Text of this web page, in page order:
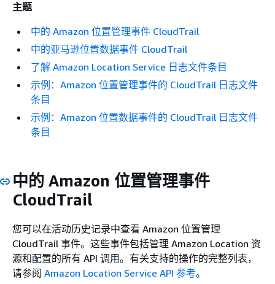
主题
中的 Amazon 位置管理事件 CloudTrail
中的亚马逊位置数据事件 CloudTrail
了解 Amazon Location Service 日志文件条目
示例：Amazon 位置管理事件的 CloudTrail 日志文件
条目
示例：Amazon 位置数据事件的 CloudTrail 日志文件
条目
中的 Amazon 位置管理事件
CloudTrail
您可以在活动历史记录中查看 Amazon 位置管理
CloudTrail 事件。这些事件包括管理 Amazon Location 资
源和配置的所有 API 调用。有关支持的操作的完整列表，
请参阅 Amazon Location Service API 参考。